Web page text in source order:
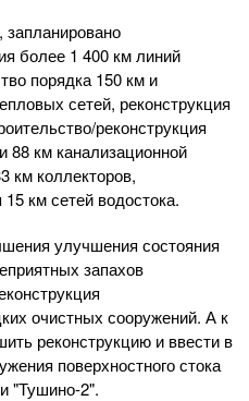
запланировано
более 1 400 км линий
порядка 150 км и
сетей, реконструкция
реконструкция
88 км канализационной
км коллекторов,
км сетей водостока.
улучшения состояния
запахов
очистных сооружений. А к
реконструкцию и ввести в
поверхностного стока
"Тушино-2".